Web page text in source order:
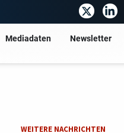
Mediadaten Newsletter
WEITERE NACHRICHTEN